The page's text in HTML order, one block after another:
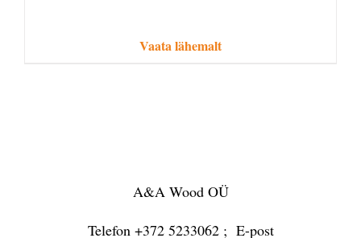
Vaata lähemalt
A&A Wood OÜ
Telefon +372 5233062 ; E-post